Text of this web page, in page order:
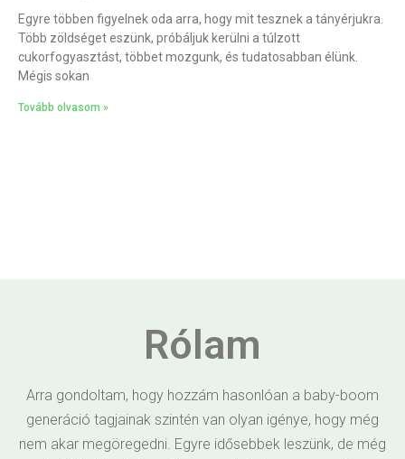
Egyre többen figyelnek oda arra, hogy mit tesznek a tányérjukra.
Több zöldséget eszünk, próbáljuk kerülni a túlzott
cukorfogyasztást, többet mozgunk, és tudatosabban élünk.
Mégis sokan
Tovább olvasom »
Rólam
Arra gondoltam, hogy hozzám hasonlóan a baby-boom
generáció tagjainak szintén van olyan igénye, hogy még
nem akar megöregedni. Egyre idősebbek leszünk, de még